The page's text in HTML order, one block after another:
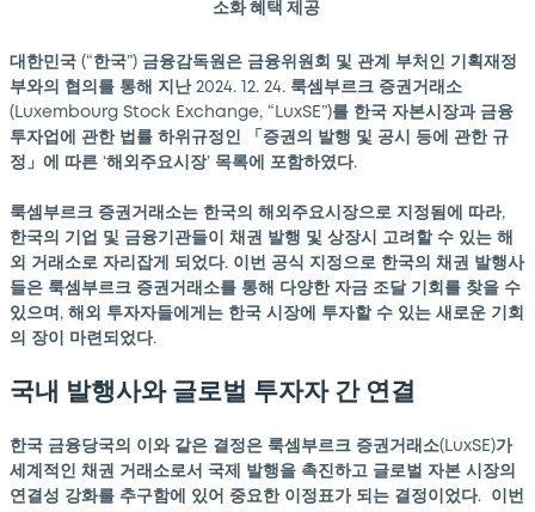
소화 혜택 제공
대한민국 (“한국”) 금융감독원은 금융위원회 및 관계 부처인 기획재정
부와의 협의를 통해 지난 2024. 12. 24. 룩셈부르크 증권거래소
(Luxembourg Stock Exchange, “LuxSE”)를 한국 자본시장과 금융
투자업에 관한 법률 하위규정인 「증권의 발행 및 공시 등에 관한 규
정」에 따른 ‘해외주요시장’ 목록에 포함하였다.
룩셈부르크 증권거래소는 한국의 해외주요시장으로 지정됨에 따라,
한국의 기업 및 금융기관들이 채권 발행 및 상장시 고려할 수 있는 해
외 거래소로 자리잡게 되었다. 이번 공식 지정으로 한국의 채권 발행사
들은 룩셈부르크 증권거래소를 통해 다양한 자금 조달 기회를 찾을 수
있으며, 해외 투자자들에게는 한국 시장에 투자할 수 있는 새로운 기회
의 장이 마련되었다.
국내 발행사와 글로벌 투자자 간 연결
한국 금융당국의 이와 같은 결정은 룩셈부르크 증권거래소(LuxSE)가
세계적인 채권 거래소로서 국제 발행을 촉진하고 글로벌 자본 시장의
연결성 강화를 추구함에 있어 중요한 이정표가 되는 결정이었다. 이번